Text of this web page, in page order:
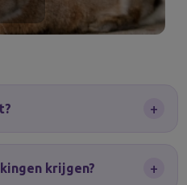
+
krijgen? +